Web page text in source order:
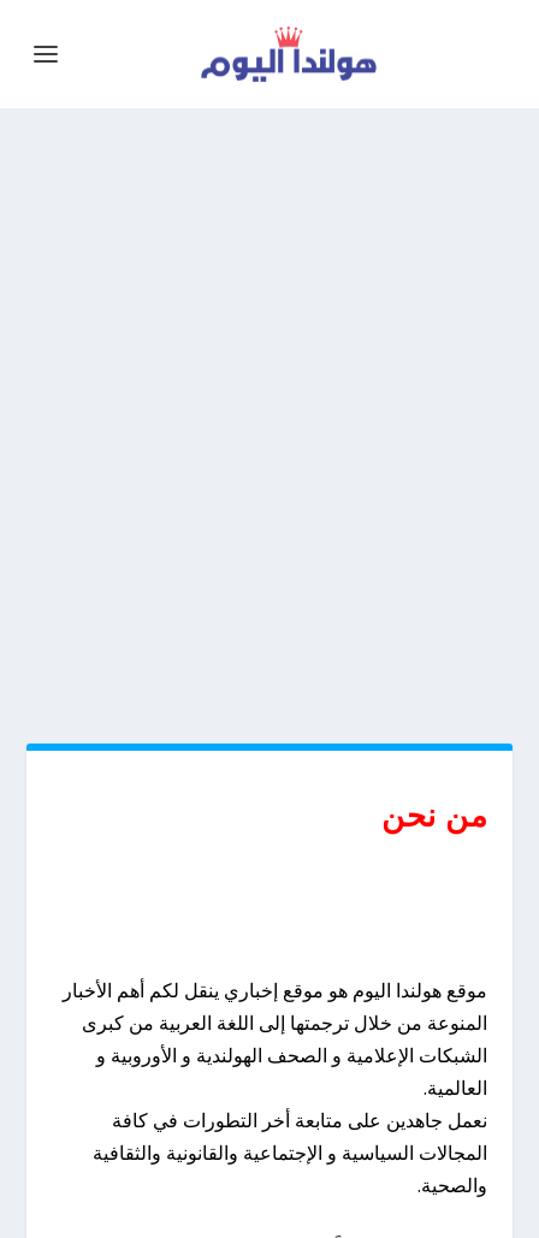
من نحن
موقع هولندا اليوم هو موقع إخباري ينقل لكم أهم الأخبار
المنوعة من خلال ترجمتها إلى اللغة العربية من كبرى
الشبكات الإعلامية و الصحف الهولندية و الأوروبية و
العالمية.
نعمل جاهدين على متابعة أخر التطورات في كافة
المجالات السياسية و الإجتماعية والقانونية والثقافية
والصحية.